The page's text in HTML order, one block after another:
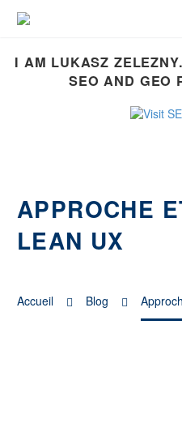
I AM LUKASZ
SEO AND GEO
APPROCHE
LEAN UX
Accueil Blog